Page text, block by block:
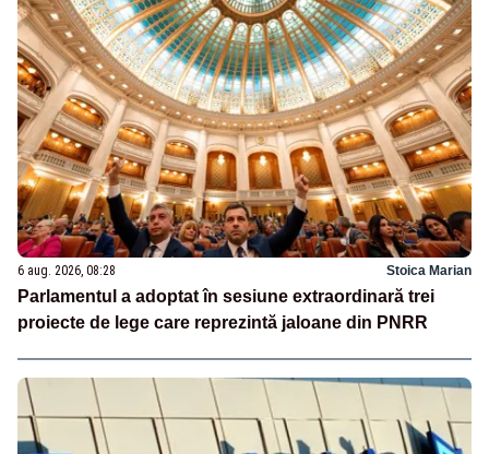
6 aug. 2026, 08:28 Stoica Marian
Parlamentul a adoptat în sesiune extraordinară trei
proiecte de lege care reprezintă jaloane din PNRR